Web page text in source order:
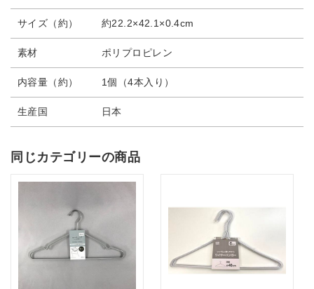
サイズ（約） 約22.2×42.1×0.4cm
素材 ポリプロピレン
内容量（約） 1個（4本入り）
生産国 日本
同じカテゴリーの商品